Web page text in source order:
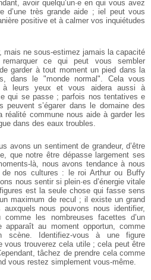
avoir quelqu’un·e en qui vous avez
d’une très grande aide ; iel peut vous
positive et à calmer vos inquiétudes
mais ne sous-estimez jamais la capacité
ce qui peut vous sembler
garder à tout moment un pied dans la
dans le "monde normal". Cela vous
à leurs yeux et vous aidera aussi à
qui se passe ; parfois nos tentatives e
peuvent s’égarer dans le domaine des
commune nous aide à garder les
dans des eaux troubles.
avons un sentiment de grandeur, d’être
que notre être dépasse largement ses
là, nous avons tendance à nous
de nos cultures : le roi Arthur ou Buffy
nous sentir si plein·es d’énergie vitale
est la seule chose qui fasse sens
maximum de recul ; il existe un grand
auxquels nous pouvons nous identifier,
les nombreuses facettes d’un
apparaît au moment opportun, comme
scène. Identifiez-vous à une figure
vous trouverez cela utile ; cela peut être
tâchez de prendre cela comme
vous restez simplement vous-même.